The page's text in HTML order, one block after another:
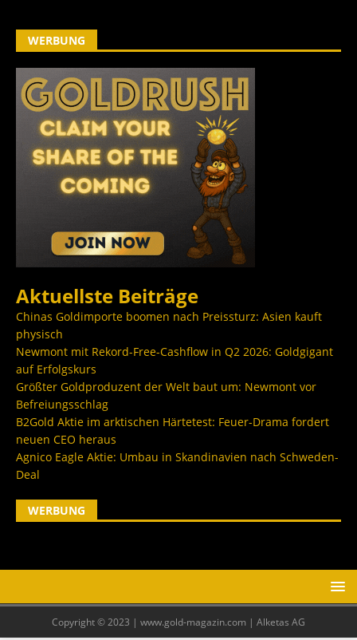
WERBUNG
Aktuellste Beiträge
Chinas Goldimporte boomen nach Preissturz: Asien kauft
physisch
Newmont mit Rekord-Free-Cashflow in Q2 2026: Goldgigant
auf Erfolgskurs
Größter Goldproduzent der Welt baut um: Newmont vor
Befreiungsschlag
B2Gold Aktie im arktischen Härtetest: Feuer-Drama fordert
neuen CEO heraus
Agnico Eagle Aktie: Umbau in Skandinavien nach Schweden-
Deal
WERBUNG
Copyright © 2023 | www.gold-magazin.com | Alketas AG